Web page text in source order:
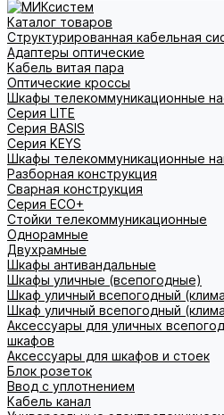
Каталог товаров
Структурированная кабельная
Адаптеры оптические
Кабель витая пара
Оптические кроссы
Шкафы телекоммуникационные
Cерия LITE
Cерия BASIS
Cерия KEYS
Шкафы телекоммуникационные
Разборная конструкция
Сварная конструкция
Серия ECO+
Стойки телекоммуникационные
Однорамные
Двухрамные
Шкафы антивандальные
Шкафы уличные (всепогодные)
Шкаф уличный всепогодный
Шкаф уличный всепогодный
Аксессуары для уличных
шкафов
Аксессуары для шкафов и стоек
Блок розеток
Ввод с уплотнением
Кабель канал